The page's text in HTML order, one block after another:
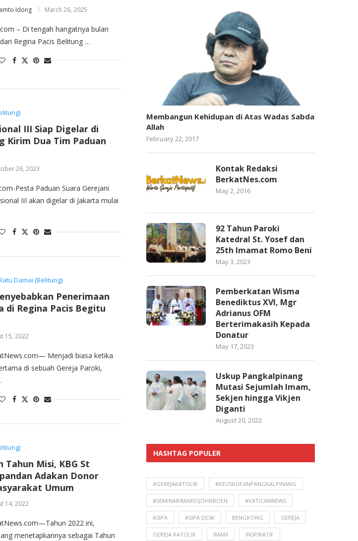
Idong March 26, 2025
– Di tengah hangatnya bulan
Regina Pacis Belitung …
III Siap Digelar di
Kirim Dua Tim Paduan
26, 2023
Pesta Paduan Suara Gerejani
III akan digelar di Jakarta mulai
Damai (Belitung)
Penerimaan
di Regina Pacis Begitu
15, 2022
Menjadi biasa ketika
di sebuah Gereja Paroki,
Tahun Misi, KBG St
Adakan Donor
Umum
14, 2022
2022 ini,
menetapkannya sebagai Tahun
Membangun Kehidupan di Atas Wadas Sabda
Allah
February 22, 2017
Kontak Redaksi
BerkatNes.com
May 2, 2016
92 Tahun Paroki
Katedral St. Yosef dan
25th Imamat Romo Beni
May 3, 2023
Pemberkatan Wisma
Benediktus XVI, Mgr
Adrianus OFM
Berterimakasih Kepada
Donatur
May 17, 2023
Uskup Pangkalpinang
Mutasi Sejumlah Imam,
Sekjen hingga Vikjen
Diganti
August 20, 2022
HASHTAG POPULER
#GEREJAKATOLIK #KEUSKUPANPANGKALPINANG
#SEMINARIMARIOJOHNBOEN #VATICANNEWS
ASIPA ASIPA DESK BENGKONG GEREJA
GEREJA KATOLIK IMAM INSPIRATIF